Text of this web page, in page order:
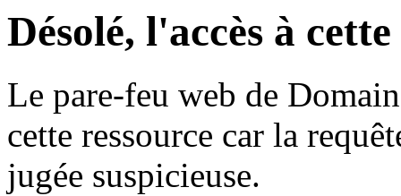
Désolé, l'accès à
Le pare-feu web de
cette ressource car la
jugée suspicieuse.